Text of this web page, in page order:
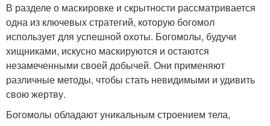
В разделе о маскировке и скрытности рассматривается
одна из ключевых стратегий, которую богомол
использует для успешной охоты. Богомолы, будучи
хищниками, искусно маскируются и остаются
незамеченными своей добычей. Они применяют
различные методы, чтобы стать невидимыми и удивить
свою жертву.
Богомолы обладают уникальным строением тела,